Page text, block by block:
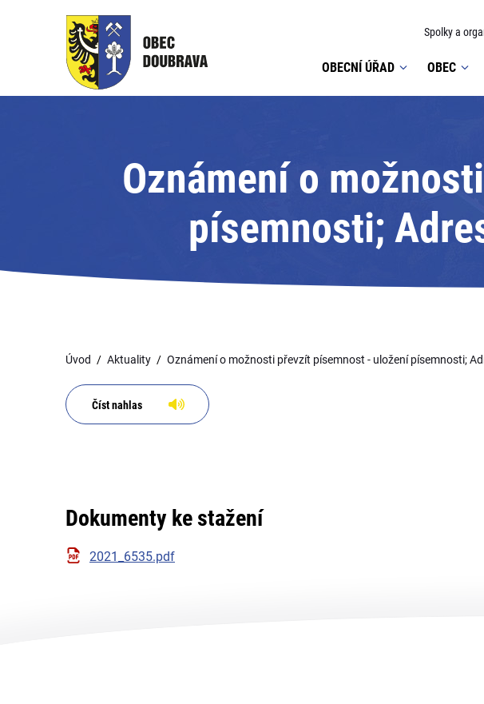
Spolky a
OBECNÍ ÚŘAD OBEC
Oznámení o
písemnosti;
Úvod Aktuality Oznámení o možnosti převzít písemnost - uložení písemnosti;
Číst nahlas
Dokumenty ke stažení
2021_6535.pdf